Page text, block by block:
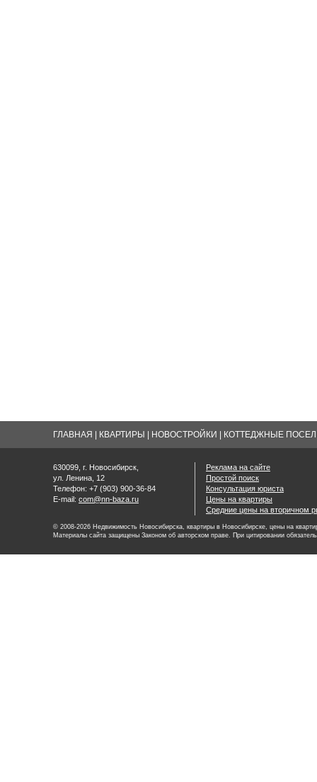
ГЛАВНАЯ КВАРТИРЫ НОВОСТРОЙКИ КОТТЕДЖНЫЕ
630099, г. Новосибирск,
ул. Ленина, 12
Телефон: +7 (903) 900-36-84
E-mail: com@nn-baza.ru
Реклама на сайте
Простой поиск
Консультация юриста
Цены на квартиры
Средние цены на вторичном
© 2008-2026 Недвижимость Новосибирска, квартиры в Новосибирске, цены на
Материалы сайта защищены Законом об авторском праве. При цитировании